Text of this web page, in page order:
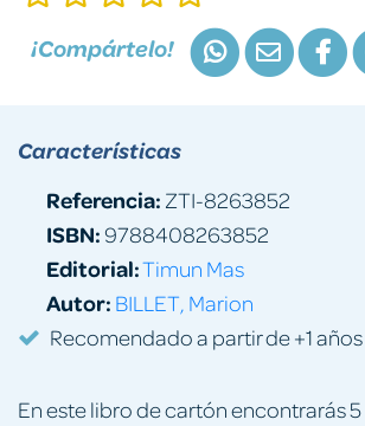
¡Compártelo!
En este libro de cartón encontrarás 5
Características
Referencia: ZTI-8263852
ISBN:9788408263852
Editorial:Timun Mas
Autor: BILLET, Marion
Recomendado a partir de +1 años